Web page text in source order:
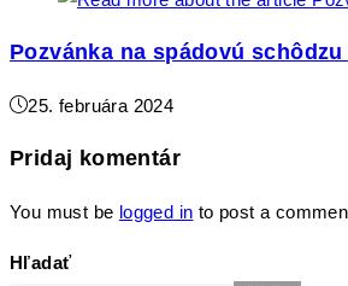
Pozvánka na spádovú
25. februára 2024
Pridaj komentár
You must be logged in to post a
Hľadať